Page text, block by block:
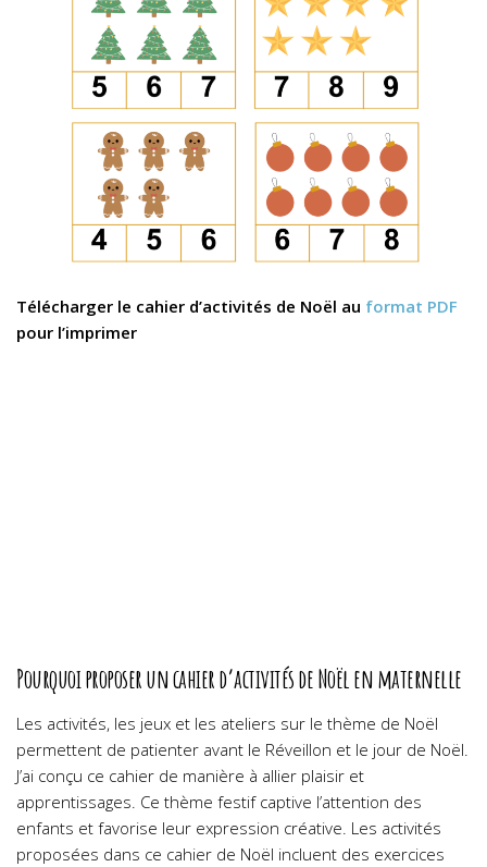
Télécharger le cahier d’activités de Noël au format PDF
pour l’imprimer
Pourquoi proposer un cahier d’activités de Noël en maternelle
Les activités, les jeux et les ateliers sur le thème de Noël
permettent de patienter avant le Réveillon et le jour de Noël.
J’ai conçu ce cahier de manière à allier plaisir et
apprentissages. Ce thème festif captive l’attention des
enfants et favorise leur expression créative. Les activités
proposées dans ce cahier de Noël incluent des exercices